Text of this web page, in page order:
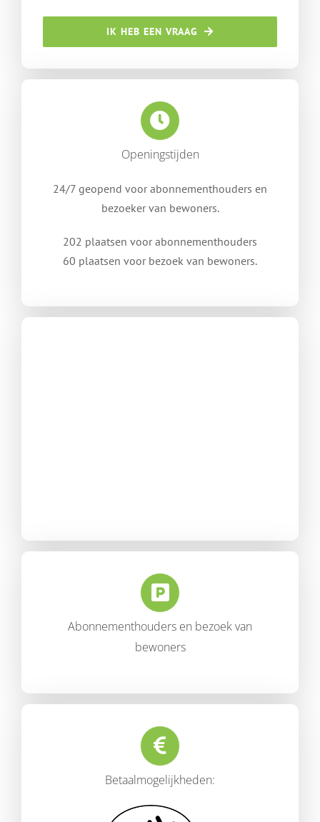
IK HEB EEN VRAAG
Openingstijden
24/7 geopend voor abonnementhouders en
bezoeker van bewoners.
202 plaatsen voor abonnementhouders
60 plaatsen voor bezoek van bewoners.
Abonnementhouders en bezoek van
bewoners
Betaalmogelijkheden: